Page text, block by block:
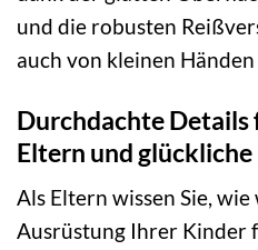
und die robusten
auch von kleinen
Durchdachte Details
Eltern und
Als Eltern wissen Sie,
Ausrüstung Ihrer Kinder